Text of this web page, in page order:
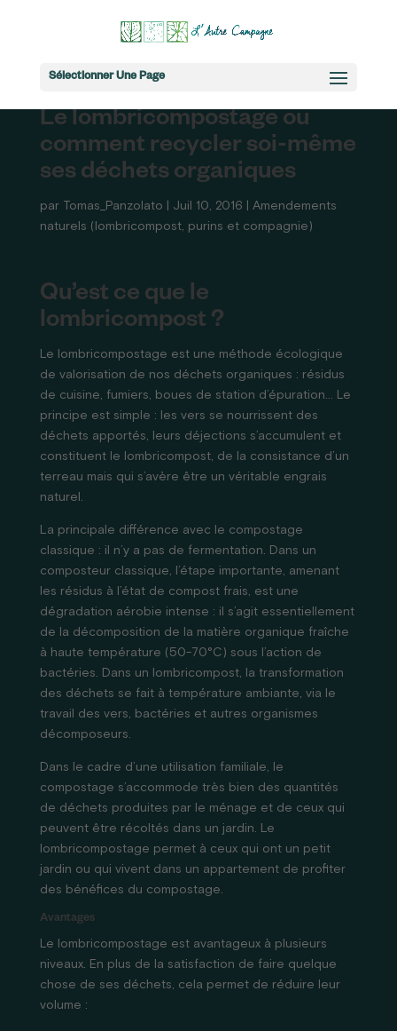
Sélectionner Une Page
Le lombricompostage ou
comment recycler soi-même
ses déchets organiques
par Tomas_Panzolato Juil 10, 2016
Amendements
naturels (lombricompost, purins et compagnie)
Qu’est ce que le
lombricompost ?
Le lombricompostage est une méthode écologique
de valorisation de nos déchets organiques : résidus
de cuisine, fumiers, boues de station d’épuration… Le
principe est simple : les vers se nourrissent des
déchets apportés, leurs déjections s’accumulent et
constituent le lombricompost, de la consistance d’un
terreau mais qui s’avère être un véritable engrais
naturel.
La principale différence avec le compostage
classique : il n’y a pas de fermentation. Dans un
composteur classique, l’étape importante, amenant
les résidus à l’état de compost frais, est une
dégradation aérobie intense : il s’agit essentiellement
de la décomposition de la matière organique fraîche
à haute température (50-70°C) sous l’action de
bactéries. Dans un lombricompost, la transformation
des déchets se fait à température ambiante, via le
travail des vers, bactéries et autres organismes
décomposeurs.
Dans le cadre d’une utilisation familiale, le
compostage s’accommode très bien des quantités
de déchets produites par le ménage et de ceux qui
peuvent être récoltés dans un jardin. Le
lombricompostage permet à ceux qui ont un petit
jardin ou qui vivent dans un appartement de profiter
des bénéfices du compostage.
Avantages
Le lombricompostage est avantageux à plusieurs
niveaux. En plus de la satisfaction de faire quelque
chose de ses déchets, cela permet de réduire leur
volume :